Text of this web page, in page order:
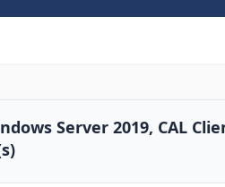
Server 2019, CAL